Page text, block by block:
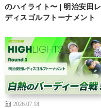
のハイライト〜 | 明治安田レ
ディスゴルフトーナメント
2026.07.18